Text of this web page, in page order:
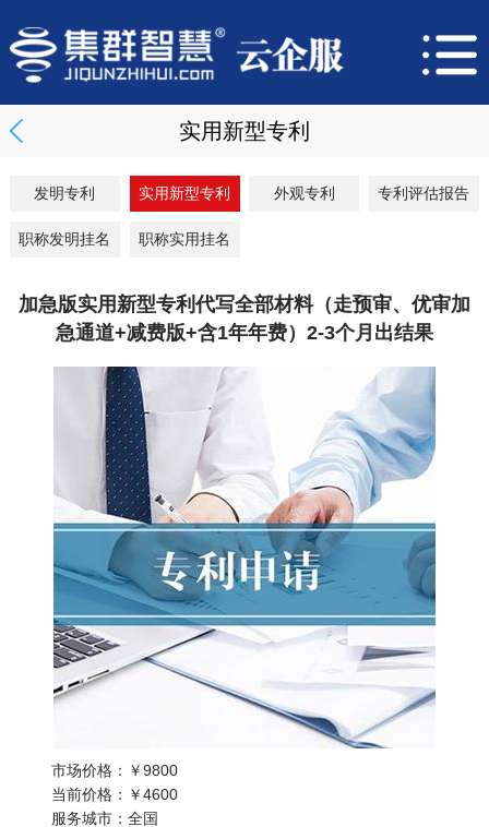
实用新型专利
发明专利 实用新型专利 外观专利 专利评估报告
职称发明挂名 职称实用挂名
加急版实用新型专利代写全部材料（走预审、优审加
急通道+减费版+含1年年费）2-3个月出结果
市场价格： ￥9800
当前价格： ￥4600
服务城市： 全国